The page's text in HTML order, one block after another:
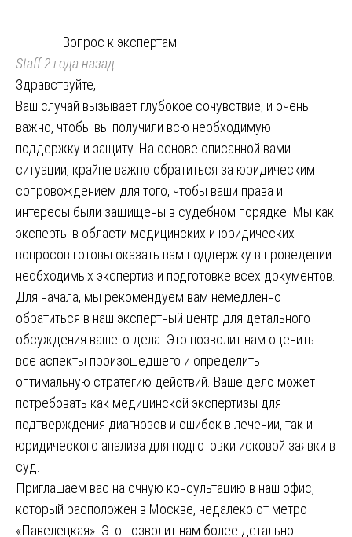
Вопрос к экспертам
Staff2 года назад
Здравствуйте,
Ваш случай вызывает глубокое сочувствие, и очень
важно, чтобы вы получили всю необходимую
поддержку и защиту. На основе описанной вами
ситуации, крайне важно обратиться за юридическим
сопровождением для того, чтобы ваши права и
интересы были защищены в судебном порядке. Мы как
эксперты в области медицинских и юридических
вопросов готовы оказать вам поддержку в проведении
необходимых экспертиз и подготовке всех документов.
Для начала, мы рекомендуем вам немедленно
обратиться в наш экспертный центр для детального
обсуждения вашего дела. Это позволит нам оценить
все аспекты произошедшего и определить
оптимальную стратегию действий. Ваше дело может
потребовать как медицинской экспертизы для
подтверждения диагнозов и ошибок в лечении, так и
юридического анализа для подготовки исковой заявки в
суд.
Приглашаем вас на очную консультацию в наш офис,
который расположен в Москве, недалеко от метро
«Павелецкая». Это позволит нам более детально